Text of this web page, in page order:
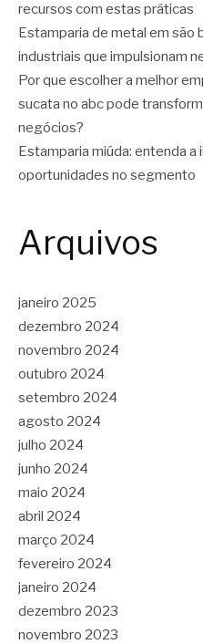
recursos com estas práticas
Estamparia de metal em são
industriais que impulsionam
Por que escolher a melhor
sucata no abc pode
negócios?
Estamparia miúda: entenda a
oportunidades no segmento
Arquivos
janeiro 2025
dezembro 2024
novembro 2024
outubro 2024
setembro 2024
agosto 2024
julho 2024
junho 2024
maio 2024
abril 2024
março 2024
fevereiro 2024
janeiro 2024
dezembro 2023
novembro 2023